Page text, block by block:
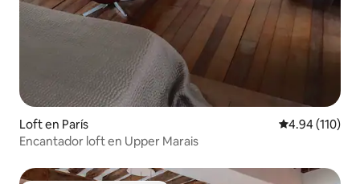
Loft en París Calificación
4.94 (110)
Encantador loft en Upper Marais